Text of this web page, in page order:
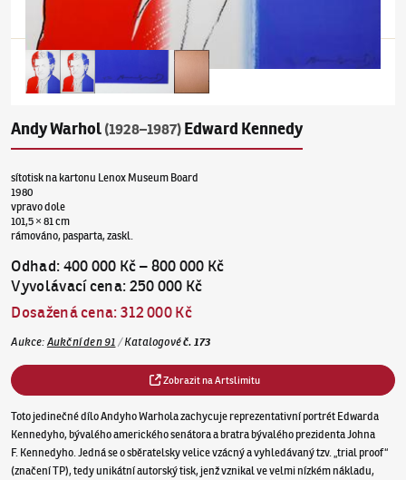
Andy Warhol (1928–1987) Edward Kennedy
sítotisk na kartonu Lenox Museum Board
1980
vpravo dole
101,5 × 81 cm
rámováno, pasparta, zaskl.
Odhad:400 000 Kč–800 000 Kč
Vyvolávací cena:250 000 Kč
Dosažená cena:312 000 Kč
Aukce: Aukční den 91 /Katalogovéč.173
Zobrazit na Artslimitu
Toto jedinečné dílo Andyho Warhola zachycuje reprezentativní portrét Edwarda
Kennedyho, bývalého amerického senátora a bratra bývalého prezidenta Johna
F. Kennedyho. Jedná se o sběratelsky velice vzácný a vyhledávaný tzv. „trial proof“
(značení TP), tedy unikátní autorský tisk, jenž vznikal ve velmi nízkém nákladu,